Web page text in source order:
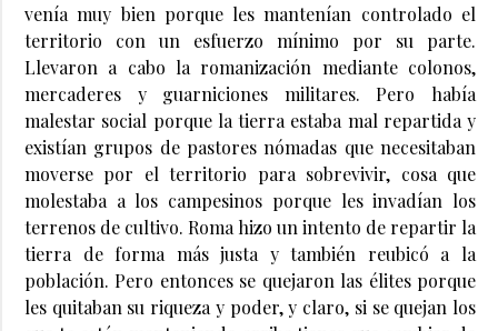
venía muy bien porque les mantenían controlado el
territorio con un esfuerzo mínimo por su parte.
Llevaron a cabo la romanización mediante colonos,
mercaderes y guarniciones militares. Pero había
malestar social porque la tierra estaba mal repartida y
existían grupos de pastores nómadas que necesitaban
moverse por el territorio para sobrevivir, cosa que
molestaba a los campesinos porque les invadían los
terrenos de cultivo. Roma hizo un intento de repartir la
tierra de forma más justa y también reubicó a la
población. Pero entonces se quejaron las élites porque
les quitaban su riqueza y poder, y claro, si se quejan los